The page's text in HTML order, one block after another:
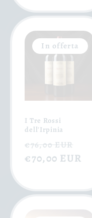
In offerta
I Tre Rossi
dell'Irpinia
Prezzo
di
€76,00 EUR
€70,00 EUR